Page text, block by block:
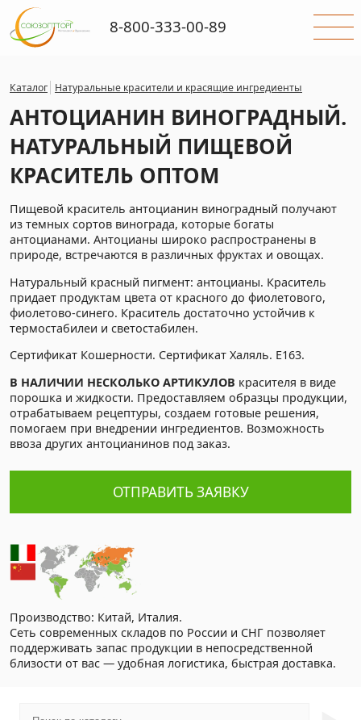
Каталог Натуральные красители и красящие ингредиенты
АНТОЦИАНИН ВИНОГРАДНЫЙ.
НАТУРАЛЬНЫЙ ПИЩЕВОЙ
КРАСИТЕЛЬ ОПТОМ
Пищевой краситель антоцианин виноградный получают
из темных сортов винограда, которые богаты
антоцианами. Антоцианы широко распространены в
природе, встречаются в различных фруктах и овощах.
Натуральный красный пигмент: антоцианы. Краситель
придает продуктам цвета от красного до фиолетового,
фиолетово-синего. Краситель достаточно устойчив к
термостабилеи и светостабилен.
Сертификат Кошерности. Сертификат Халяль. Е163.
В НАЛИЧИИ НЕСКОЛЬКО АРТИКУЛОВ красителя в виде
порошка и жидкости. Предоставляем образцы продукции,
отрабатываем рецептуры, создаем готовые решения,
помогаем при внедрении ингредиентов. Возможность
ввоза других антоцианинов под заказ.
ОТПРАВИТЬ ЗАЯВКУ
Производство: Китай, Италия.
Сеть современных складов по России и СНГ позволяет
поддерживать запас продукции в непосредственной
близости от вас — удобная логистика, быстрая доставка.
8-800-333-00-89